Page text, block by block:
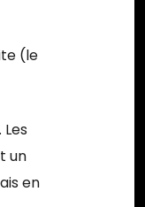
(le
un
en